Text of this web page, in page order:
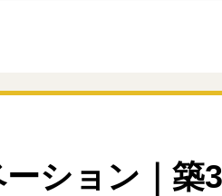
ション｜築